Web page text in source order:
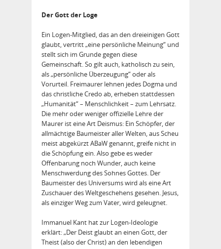
Der Gott der Loge
Ein Logen-Mitglied, das an den dreieinigen Gott
glaubt, vertritt „eine persönliche Meinung“ und
stellt sich im Grunde gegen diese
Gemeinschaft. So gilt auch, katholisch zu sein,
als „persönliche Überzeugung“ oder als
Vorurteil. Freimaurer lehnen jedes Dogma und
das christliche Credo ab, erheben stattdessen
„Humanität“ – Menschlichkeit – zum Lehrsatz.
Die mehr oder weniger offizielle Lehre der
Maurer ist eine Art Deismus: Ein Schöpfer, der
allmächtige Baumeister aller Welten, aus Scheu
meist abgekürzt ABaW genannt, greife nicht in
die Schöpfung ein. Also gebe es weder
Offenbarung noch Wunder, auch keine
Menschwerdung des Sohnes Gottes. Der
Baumeister des Universums wird als eine Art
Zuschauer des Weltgeschehens gesehen. Jesus,
als einziger Weg zum Vater, wird geleugnet.
Immanuel Kant hat zur Logen-Ideologie
erklärt: „Der Deist glaubt an einen Gott, der
Theist (also der Christ) an den lebendigen